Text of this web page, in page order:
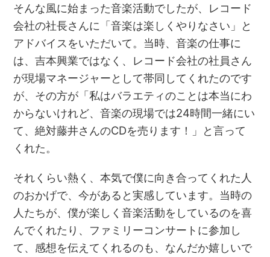
そんな風に始まった音楽活動でしたが、レコード
会社の社長さんに「音楽は楽しくやりなさい」と
アドバイスをいただいて。当時、音楽の仕事に
は、吉本興業ではなく、レコード会社の社員さん
が現場マネージャーとして帯同してくれたのです
が、その方が「私はバラエティのことは本当にわ
からないけれど、音楽の現場では24時間一緒にい
て、絶対藤井さんのCDを売ります！」と言って
くれた。
それくらい熱く、本気で僕に向き合ってくれた人
のおかげで、今があると実感しています。当時の
人たちが、僕が楽しく音楽活動をしているのを喜
んでくれたり、ファミリーコンサートに参加し
て、感想を伝えてくれるのも、なんだか嬉しいで